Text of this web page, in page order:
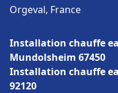
Orgeval, France
Installation chauffe
Mundolsheim 67450
Installation chauffe
92120